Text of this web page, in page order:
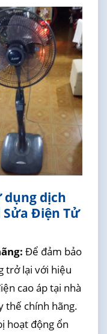
dụng dịch
Điện Tử
Để đảm bảo
trở lại với hiệu
cao áp tại nhà
thế chính hãng.
hoạt động ổn